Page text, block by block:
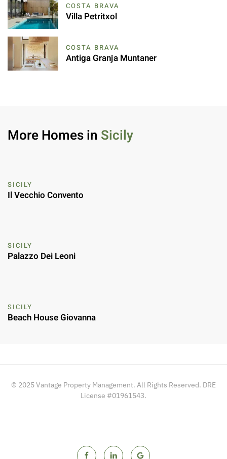
COSTA BRAVA
Villa Petritxol
COSTA BRAVA
Antiga Granja Muntaner
More Homes in Sicily
SICILY
Il Vecchio Convento
SICILY
Palazzo Dei Leoni
SICILY
Beach House Giovanna
© 2025 Vantage Property Management. All Rights Reserved. DRE
License #01961543.